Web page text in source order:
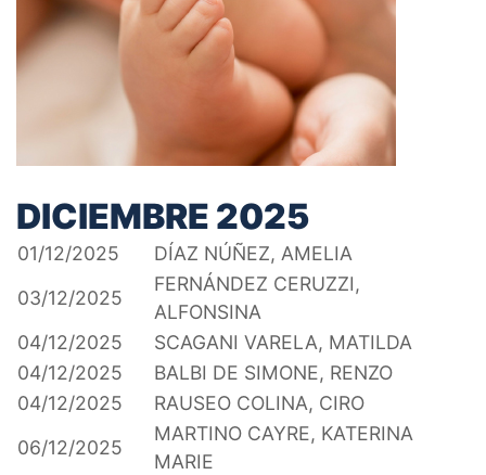
DICIEMBRE 2025
01/12/2025
DÍAZ NÚÑEZ, AMELIA
03/12/2025
FERNÁNDEZ CERUZZI,
ALFONSINA
04/12/2025
SCAGANI VARELA, MATILDA
04/12/2025
BALBI DE SIMONE, RENZO
04/12/2025
RAUSEO COLINA, CIRO
06/12/2025
MARTINO CAYRE, KATERINA
MARIE